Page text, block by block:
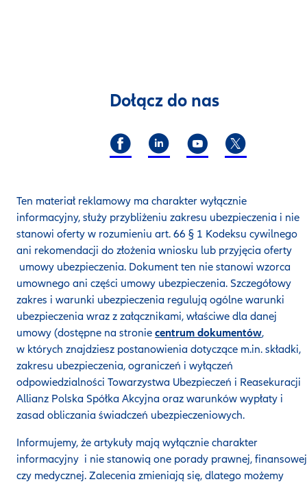
Dołącz do nas
Ten materiał reklamowy ma charakter wyłącznie
informacyjny, służy przybliżeniu zakresu ubezpieczenia i nie
stanowi oferty w rozumieniu art. 66 § 1 Kodeksu cywilnego
ani rekomendacji do złożenia wniosku lub przyjęcia oferty
umowy ubezpieczenia. Dokument ten nie stanowi wzorca
umownego ani części umowy ubezpieczenia. Szczegółowy
zakres i warunki ubezpieczenia regulują ogólne warunki
ubezpieczenia wraz z załącznikami, właściwe dla danej
umowy (dostępne na stronie centrum dokumentów,
w których znajdziesz postanowienia dotyczące m.in. składki,
zakresu ubezpieczenia, ograniczeń i wyłączeń
odpowiedzialności Towarzystwa Ubezpieczeń i Reasekuracji
Allianz Polska Spółka Akcyjna oraz warunków wypłaty i
zasad obliczania świadczeń ubezpieczeniowych.
Informujemy, że artykuły mają wyłącznie charakter
informacyjny i nie stanowią one porady prawnej, finansowej
czy medycznej. Zalecenia zmieniają się, dlatego możemy